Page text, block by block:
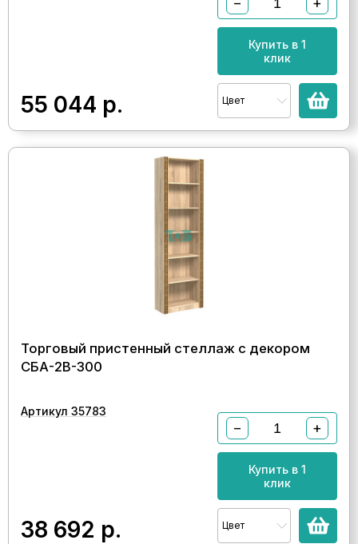
55 044 р.
Купить в 1
клик
Цвет
Торговый пристенный стеллаж с декором
СБА-2В-300
Артикул 35783
38 692 р.
− +
Купить в 1
клик
Цвет